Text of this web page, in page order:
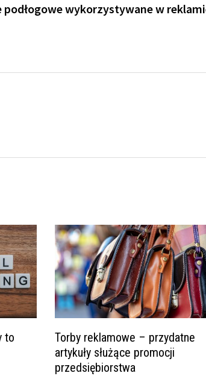
podłogowe wykorzystywane w
to
Torby reklamowe – przydatne
artykuły służące promocji
przedsiębiorstwa